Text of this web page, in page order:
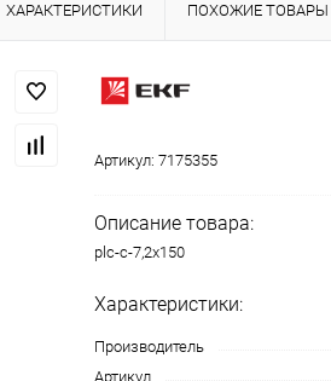
ХАРАКТЕРИСТИКИ ПОХОЖИЕ ТОВАРЫ
Артикул: 7175355
Описание товара:
plc-c-7,2x150
Характеристики:
Производитель
Артикул